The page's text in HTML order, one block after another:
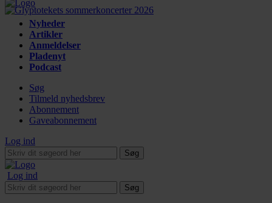
Nyheder
Artikler
Anmeldelser
Pladenyt
Podcast
Søg
Tilmeld nyhedsbrev
Abonnement
Gaveabonnement
Log ind
Søg
Log ind
Søg